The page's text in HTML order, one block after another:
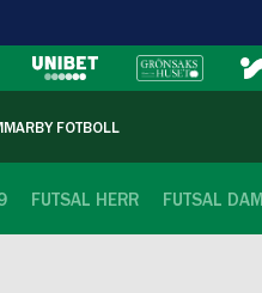
FOTBOLL
FUTSAL HERR FUTSAL DAM